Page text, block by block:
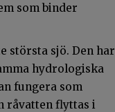
som binder
största sjö. Den har
hydrologiska
fungera som
råvatten flyttas i